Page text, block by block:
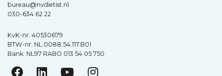
bureau@nvdietist.nl
030-634 62 22
KvK-nr. 40530679
BTW-nr. NL.0088.54.117.B01
Bank: NL97 RABO 013 54 05 750